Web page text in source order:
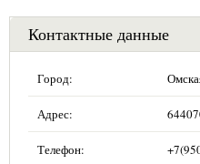
Контактные данные
Город:
Адрес:
Телефон: